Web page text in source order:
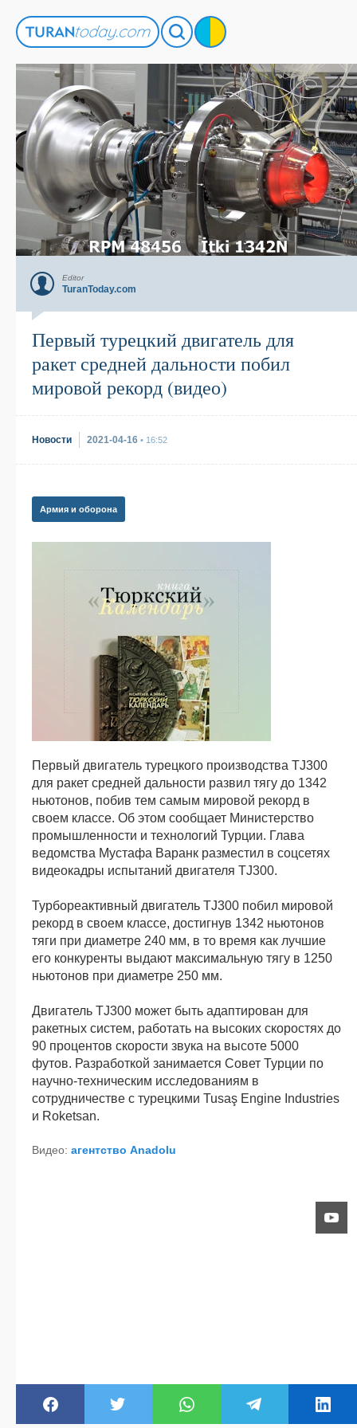
Editor
TuranToday.com
Первый турецкий двигатель для
ракет средней дальности побил
мировой рекорд (видео)
Новости 2021-04-16 • 16:52
Армия и оборона
Первый двигатель турецкого производства TJ300
для ракет средней дальности развил тягу до 1342
ньютонов, побив тем самым мировой рекорд в
своем классе. Об этом сообщает Министерство
промышленности и технологий Турции. Глава
ведомства Мустафа Варанк разместил в соцсетях
видеокадры испытаний двигателя TJ300.
Турбореактивный двигатель TJ300 побил мировой
рекорд в своем классе, достигнув 1342 ньютонов
тяги при диаметре 240 мм, в то время как лучшие
его конкуренты выдают максимальную тягу в 1250
ньютонов при диаметре 250 мм.
Двигатель TJ300 может быть адаптирован для
ракетных систем, работать на высоких скоростях до
90 процентов скорости звука на высоте 5000
футов. Разработкой занимается Совет Турции по
научно-техническим исследованиям в
сотрудничестве с турецкими Tusaş Engine Industries
и Roketsan.
Видео: агентство Anadolu